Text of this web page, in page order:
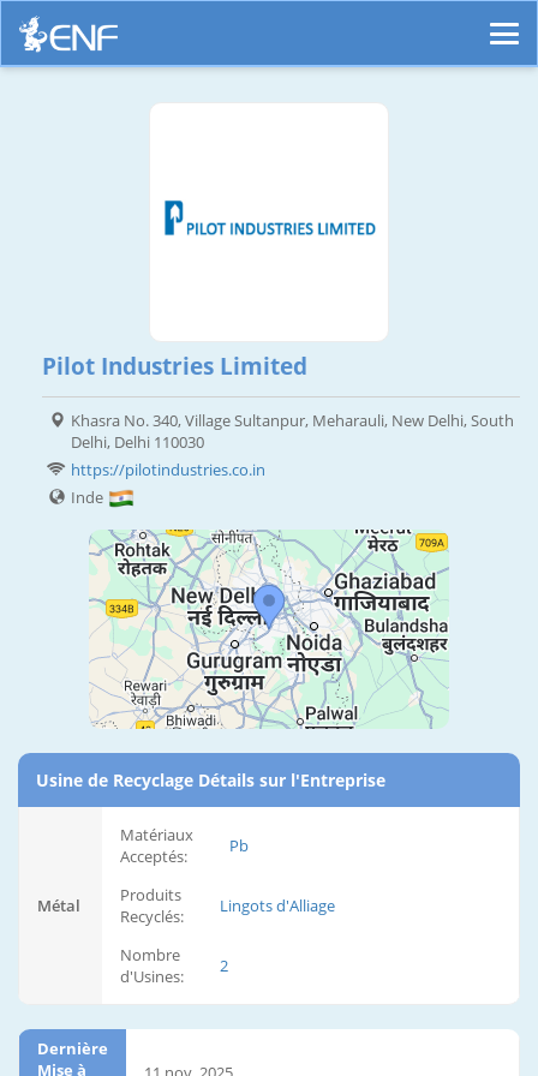
Pilot Industries Limited
Khasra No. 340, Village Sultanpur, Meharauli, New Delhi, South
Delhi, Delhi 110030
https://pilotindustries.co.in
Inde
Usine de Recyclage Détails sur l'Entreprise
Métal
Matériaux
Acceptés:
Pb
Produits
Recyclés:
Lingots d'Alliage
Nombre
d'Usines:
2
Dernière
Mise à